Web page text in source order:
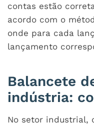
contas estão
acordo com o
onde para cada
lançamento
Balancete
indústria:
No setor industrial,